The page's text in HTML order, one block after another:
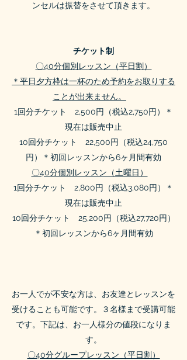
ンセルは振替をさせて頂きます。
チケット制
〇40分個別レッスン（平日割）
＊平日夕方枠は一杯のため予約をお取りする
ことが出来ません。
1回分チケット 2,500円（税込2,750円）＊
現在は販売中止
10回分チケット 22,500円（税込24,750
円）＊初回レッスンから6ヶ月間有効
〇40分個別レッスン（土曜日）
1回分チケット 2,800円（税込3,080円）＊
現在は販売中止
10回分チケット 25,200円（税込27,720円）
＊初回レッスンから6ヶ月間有効
お一人でが不安な方は、お友達とレッスンを
受けることも可能です。３名様まで受講可能
です。下記は、お一人様分の値段になりま
す。
〇40分グループレッスン（平日割）